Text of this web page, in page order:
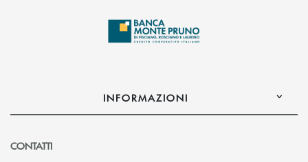
INFORMAZIONI
CONTATTI